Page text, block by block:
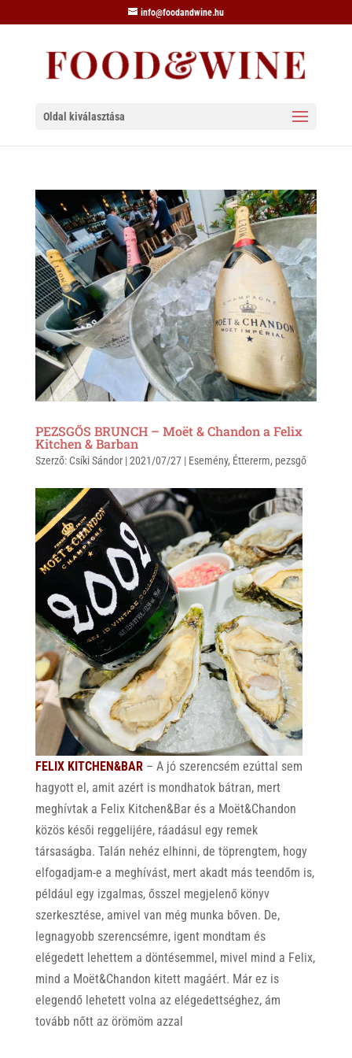
info@foodandwine.hu
Oldal kiválasztása
PEZSGŐS BRUNCH – Moët & Chandon a Felix
Kitchen & Barban
Szerző: Csíki Sándor|2021/07/27| Esemény, Éttererm, pezsgő
FELIX KITCHEN&BAR– A jó szerencsém ezúttal sem
hagyott el, amit azért is mondhatok bátran, mert
meghívtak a Felix Kitchen&Bar és a Moët&Chandon
közös késői reggelijére, ráadásul egy remek
társaságba. Talán nehéz elhinni, de töprengtem, hogy
elfogadjam-e a meghívást, mert akadt más teendőm is,
például egy izgalmas, ősszel megjelenő könyv
szerkesztése, amivel van még munka bőven. De,
legnagyobb szerencsémre, igent mondtam és
elégedett lehettem a döntésemmel, mivel mind a Felix,
mind a Moët&Chandon kitett magáért. Már ez is
elegendő lehetett volna az elégedettséghez, ám
tovább nőtt az örömöm azzal